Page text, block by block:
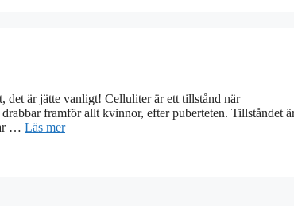
det är jätte vanligt! Celluliter är ett tillstånd när
framför allt kvinnor, efter puberteten. Tillståndet
… Läs mer